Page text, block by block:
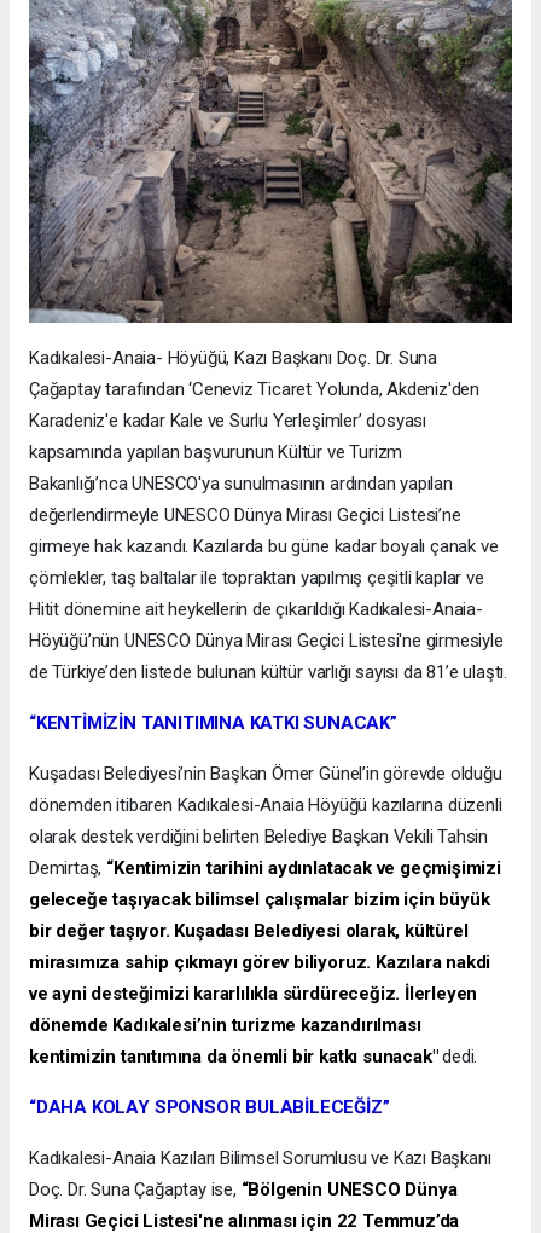
Kadıkalesi-Anaia- Höyüğü, Kazı Başkanı Doç. Dr. Suna
Çağaptay tarafından ‘Ceneviz Ticaret Yolunda, Akdeniz'den
Karadeniz'e kadar Kale ve Surlu Yerleşimler’ dosyası
kapsamında yapılan başvurunun Kültür ve Turizm
Bakanlığı’nca UNESCO'ya sunulmasının ardından yapılan
değerlendirmeyle UNESCO Dünya Mirası Geçici Listesi’ne
girmeye hak kazandı. Kazılarda bu güne kadar boyalı çanak ve
çömlekler, taş baltalar ile topraktan yapılmış çeşitli kaplar ve
Hitit dönemine ait heykellerin de çıkarıldığı Kadıkalesi-Anaia-
Höyüğü’nün UNESCO Dünya Mirası Geçici Listesi'ne girmesiyle
de Türkiye’den listede bulunan kültür varlığı sayısı da 81’e ulaştı.
“KENTİMİZİN TANITIMINA KATKI SUNACAK”
Kuşadası Belediyesi’nin Başkan Ömer Günel’in görevde olduğu
dönemden itibaren Kadıkalesi-Anaia Höyüğü kazılarına düzenli
olarak destek verdiğini belirten Belediye Başkan Vekili Tahsin
Demirtaş, “Kentimizin tarihini aydınlatacak ve geçmişimizi
geleceğe taşıyacak bilimsel çalışmalar bizim için büyük
bir değer taşıyor. Kuşadası Belediyesi olarak, kültürel
mirasımıza sahip çıkmayı görev biliyoruz. Kazılara nakdi
ve ayni desteğimizi kararlılıkla sürdüreceğiz. İlerleyen
dönemde Kadıkalesi’nin turizme kazandırılması
kentimizin tanıtımına da önemli bir katkı sunacak"dedi.
“DAHA KOLAY SPONSOR BULABİLECEĞİZ”
Kadıkalesi-Anaia Kazıları Bilimsel Sorumlusu ve Kazı Başkanı
Doç. Dr. Suna Çağaptay ise, “Bölgenin UNESCO Dünya
Mirası Geçici Listesi'ne alınması için 22 Temmuz’da